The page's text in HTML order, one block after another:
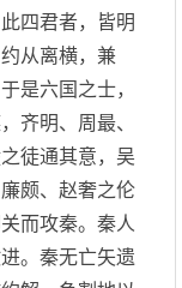
四君者，皆明
从离横，兼
是六国之士，
齐明、周最、
徒通其意，吴
颇、赵奢之伦
而攻秦。秦人
。秦无亡矢遗